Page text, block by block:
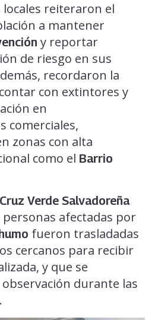
reiteraron el
a mantener
y reportar
de riesgo en sus
recordaron la
con extintores y
en
comerciales,
zonas con alta
como el Barrio
Cruz Verde Salvadoreña
afectadas por
fueron trasladadas
cercanos para recibir
y que se
durante las